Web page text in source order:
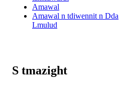
Amawal
Amawal n tdiwennit n Dda
Lmulud
S tmazight